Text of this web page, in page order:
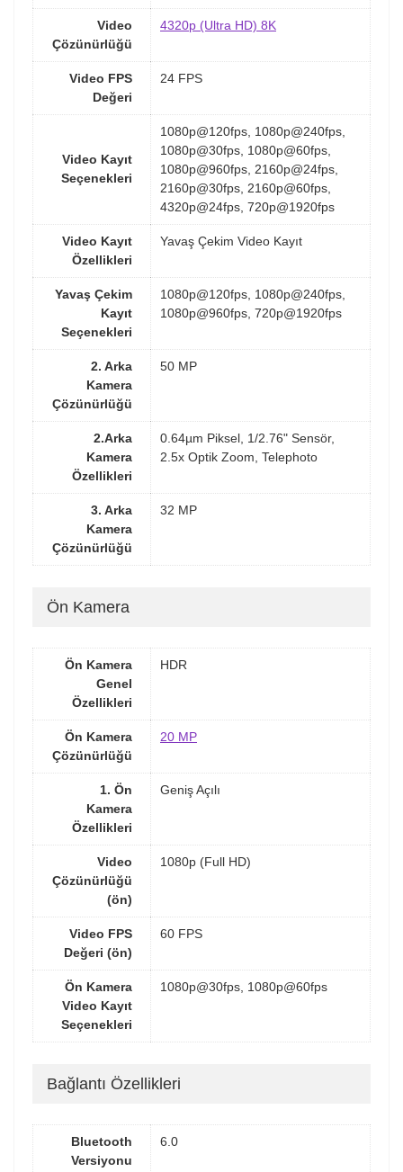
Video
Çözünürlüğü
4320p (Ultra HD) 8K
Video FPS
Değeri
24 FPS
Video Kayıt
Seçenekleri
1080p@120fps, 1080p@240fps,
1080p@30fps, 1080p@60fps,
1080p@960fps, 2160p@24fps,
2160p@30fps, 2160p@60fps,
4320p@24fps, 720p@1920fps
Video Kayıt
Özellikleri
Yavaş Çekim Video Kayıt
Yavaş Çekim
Kayıt
Seçenekleri
1080p@120fps, 1080p@240fps,
1080p@960fps, 720p@1920fps
2. Arka
Kamera
Çözünürlüğü
50 MP
2.Arka
Kamera
Özellikleri
0.64µm Piksel, 1/2.76" Sensör,
2.5x Optik Zoom, Telephoto
3. Arka
Kamera
Çözünürlüğü
32 MP
Ön Kamera
Ön Kamera
Genel
Özellikleri
HDR
Ön Kamera
Çözünürlüğü
20 MP
1. Ön
Kamera
Özellikleri
Geniş Açılı
Video
Çözünürlüğü
(ön)
1080p (Full HD)
Video FPS
Değeri (ön)
60 FPS
Ön Kamera
Video Kayıt
Seçenekleri
1080p@30fps, 1080p@60fps
Bağlantı Özellikleri
Bluetooth
Versiyonu
6.0